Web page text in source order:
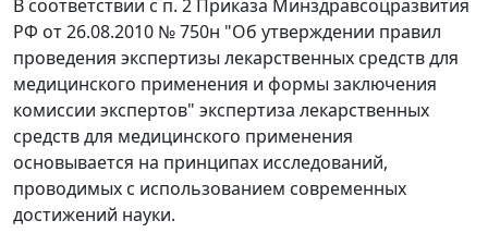
В соответствии с п. 2 Приказа Минздравсоцразвития
РФ от 26.08.2010 № 750н "Об утверждении правил
проведения экспертизы лекарственных средств для
медицинского применения и формы заключения
комиссии экспертов" экспертиза лекарственных
средств для медицинского применения
основывается на принципах исследований,
проводимых с использованием современных
достижений науки.